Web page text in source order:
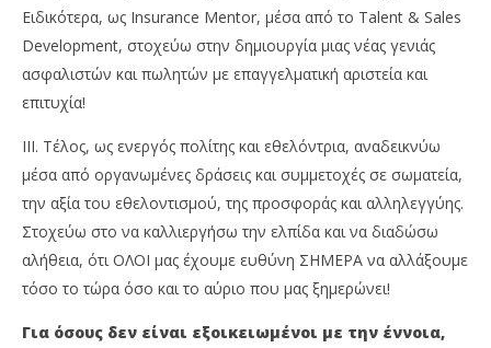
Ειδικότερα, ως Insurance Mentor, μέσα από το Talent & Sales
Development, στοχεύω στην δημιουργία μιας νέας γενιάς
ασφαλιστών και πωλητών με επαγγελματική αριστεία και
επιτυχία!
III. Τέλος, ως ενεργός πολίτης και εθελόντρια, αναδεικνύω
μέσα από οργανωμένες δράσεις και συμμετοχές σε σωματεία,
την αξία του εθελοντισμού, της προσφοράς και αλληλεγγύης.
Στοχεύω στο να καλλιεργήσω την ελπίδα και να διαδώσω
αλήθεια, ότι ΟΛΟΙ μας έχουμε ευθύνη ΣΗΜΕΡΑ να αλλάξουμε
τόσο το τώρα όσο και το αύριο που μας ξημερώνει!
Για όσους δεν είναι εξοικειωμένοι με την έννοια,